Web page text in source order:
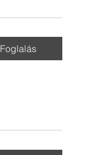
Foglalás